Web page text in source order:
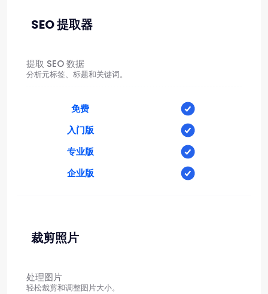
SEO 提取器
提取 SEO 数据
分析元标签、标题和关键词。
免费
入门版
专业版
企业版
裁剪照片
处理图片
轻松裁剪和调整图片大小。